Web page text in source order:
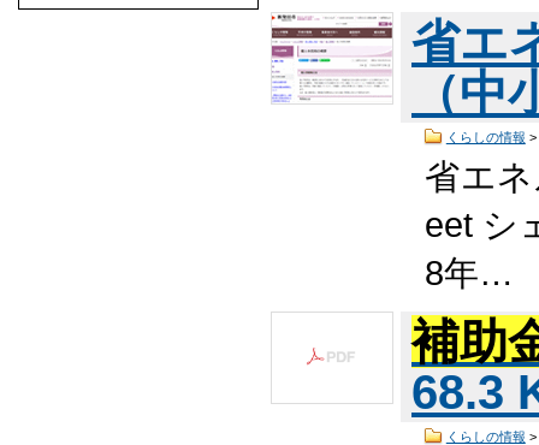
省エ
（
くらしの情報 >
省エ
eet シ
8年…
補助
68.3
くらしの情報 >